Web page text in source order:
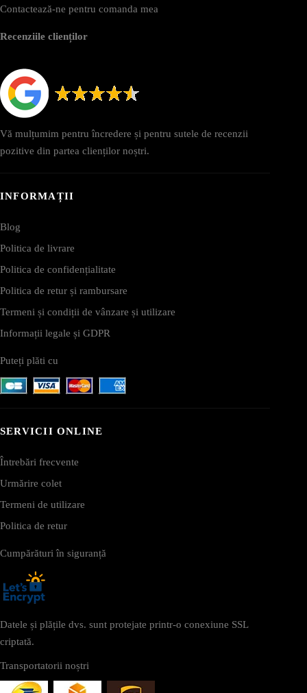
Contactează-ne pentru comanda mea
Recenziile clienților
Vă mulțumim pentru încredere și pentru sutele de recenzii
pozitive din partea clienților noștri.
INFORMAȚII
Blog
Politica de livrare
Politica de confidențialitate
Politica de retur și rambursare
Termeni și condiții de vânzare și utilizare
Informații legale și GDPR
Puteți plăti cu
SERVICII ONLINE
Întrebări frecvente
Urmărire colet
Termeni de utilizare
Politica de retur
Cumpărături în siguranță
Datele și plățile dvs. sunt protejate printr-o conexiune SSL
criptată.
Transportatorii noștri